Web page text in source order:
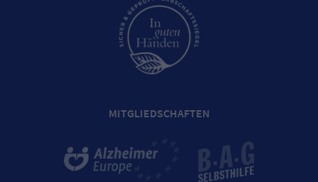
MITGLIEDSCHAFTEN